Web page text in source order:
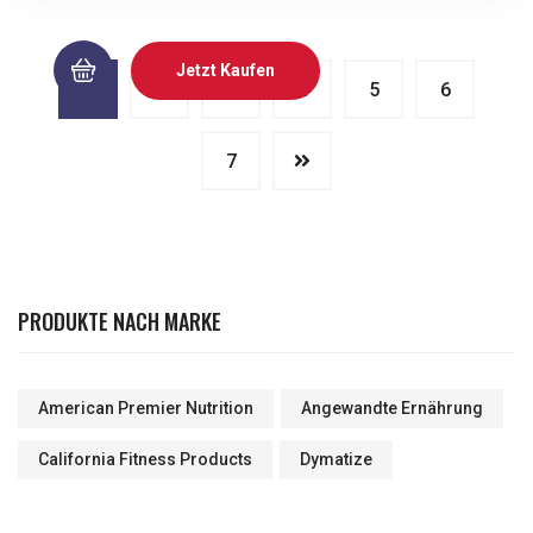
Jetzt Kaufen
1 4 5 6
7
PRODUKTE NACH MARKE
American Premier Nutrition Angewandte Ernährung
California Fitness Products Dymatize